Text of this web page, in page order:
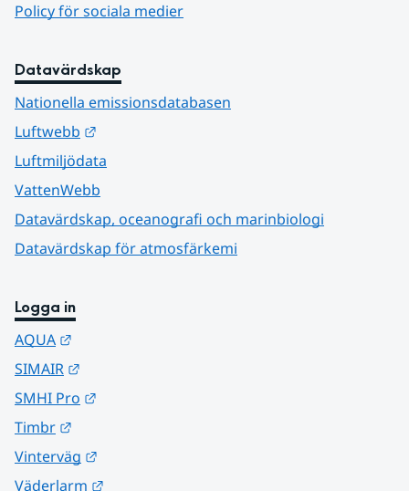
Policy för sociala medier
Datavärdskap
Nationella emissionsdatabasen
Luftwebb
Luftmiljödata
VattenWebb
Datavärdskap, oceanografi och marinbiologi
Datavärdskap för atmosfärkemi
Logga in
AQUA
SIMAIR
SMHI Pro
Timbr
Vinterväg
Väderlarm